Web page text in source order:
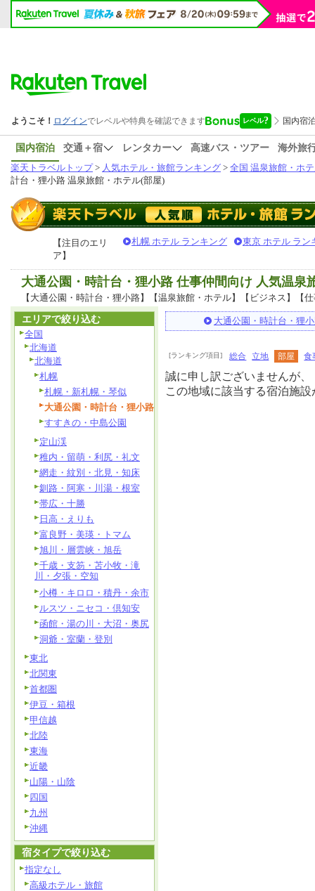
国内宿泊 交通＋宿 レンタカー 高速バス・ツアー
海外旅
楽天トラベルトップ> 人気ホテル・旅館ランキング > 全国 温泉旅館・ホ
計台・狸小路 温泉旅館・ホテル(部屋)
【注目のエリ
ア】
札幌 ホテル ランキング 東京 ホテル ラン
大通公園・時計台・狸小路 仕事仲間向け 人気温
【大通公園・時計台・狸小路】【温泉旅館・ホテル】【ビジネス】【
大通公園・時計台・狸
[ランキング項目] 総合 立地 部屋 食
誠に申し訳ございませんが、
この地域に該当する宿泊施
エリアで絞り込む
全国
北海道
北海道
札幌
札幌・新札幌・琴似
大通公園・時計台・狸小路
すすきの・中島公園
定山渓
稚内・留萌・利尻・礼文
網走・紋別・北見・知床
釧路・阿寒・川湯・根室
帯広・十勝
日高・えりも
富良野・美瑛・トマム
旭川・層雲峡・旭岳
千歳・支笏・苫小牧・滝
川・夕張・空知
小樽・キロロ・積丹・余市
ルスツ・ニセコ・倶知安
函館・湯の川・大沼・奥尻
洞爺・室蘭・登別
東北
北関東
首都圏
伊豆・箱根
甲信越
北陸
東海
近畿
山陽・山陰
四国
九州
沖縄
宿タイプで絞り込む
指定なし
高級ホテル・旅館